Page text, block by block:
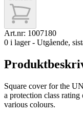
Art.nr: 1007180
0 i lager - Utgående,
Square cover for the
a protection class
various colours.